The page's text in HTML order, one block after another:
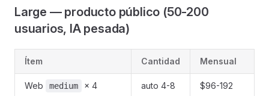
Large — producto público (50-200
usuarios, IA pesada)
Ítem Cantidad Mensual
Web medium × 4 auto 4-8 $96-192